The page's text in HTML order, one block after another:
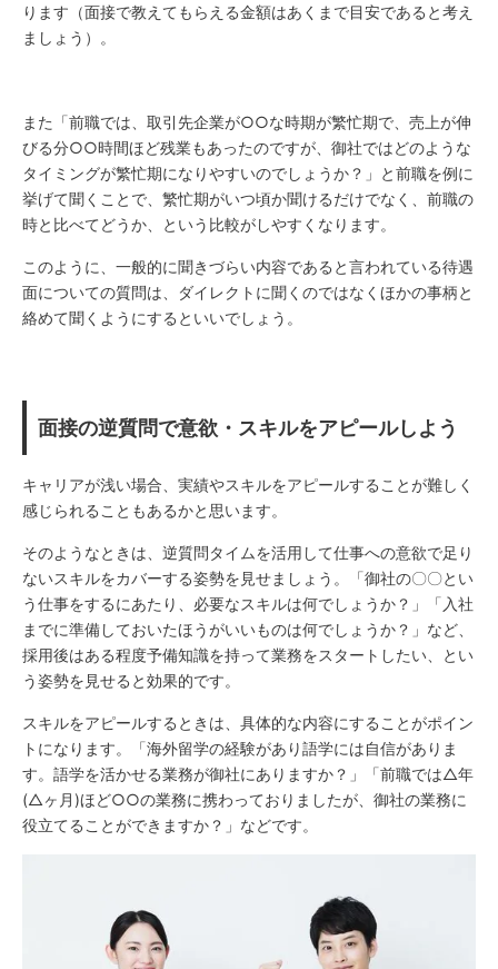
ります（面接で教えてもらえる金額はあくまで目安であると考え
ましょう）。
また「前職では、取引先企業が○○な時期が繁忙期で、売上が伸
びる分○○時間ほど残業もあったのですが、御社ではどのような
タイミングが繁忙期になりやすいのでしょうか？」と前職を例に
挙げて聞くことで、繁忙期がいつ頃か聞けるだけでなく、前職の
時と比べてどうか、という比較がしやすくなります。
このように、一般的に聞きづらい内容であると言われている待遇
面についての質問は、ダイレクトに聞くのではなくほかの事柄と
絡めて聞くようにするといいでしょう。
面接の逆質問で意欲・スキルをアピールしよう
キャリアが浅い場合、実績やスキルをアピールすることが難しく
感じられることもあるかと思います。
そのようなときは、逆質問タイムを活用して仕事への意欲で足り
ないスキルをカバーする姿勢を見せましょう。「御社の〇〇とい
う仕事をするにあたり、必要なスキルは何でしょうか？」「入社
までに準備しておいたほうがいいものは何でしょうか？」など、
採用後はある程度予備知識を持って業務をスタートしたい、とい
う姿勢を見せると効果的です。
スキルをアピールするときは、具体的な内容にすることがポイン
トになります。「海外留学の経験があり語学には自信がありま
す。語学を活かせる業務が御社にありますか？」「前職では△年
(△ヶ月)ほど○○の業務に携わっておりましたが、御社の業務に
役立てることができますか？」などです。